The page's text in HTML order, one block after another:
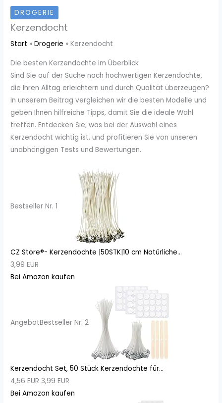
DROGERIE
Kerzendocht
Start Drogerie Kerzendocht
Die besten Kerzendochte im Überblick
Sind Sie auf der Suche nach hochwertigen Kerzendochte,
die Ihren Alltag erleichtern und durch Qualität überzeugen?
In unserem Beitrag vergleichen wir die besten Modelle und
geben Ihnen hilfreiche Tipps, damit Sie die ideale Wahl
treffen. Entdecken Sie, was bei der Auswahl eines
Kerzendocht wichtig ist, und profitieren Sie von unseren
unabhängigen Tests und Bewertungen.
Bestseller Nr. 1
CZ Store®- Kerzendochte |50STK|10 cm Natürliche...
3,99 EUR
Bei Amazon kaufen
AngebotBestseller Nr. 2
Kerzendocht Set, 50 Stück Kerzendochte für...
4,56 EUR 3,99 EUR
Bei Amazon kaufen